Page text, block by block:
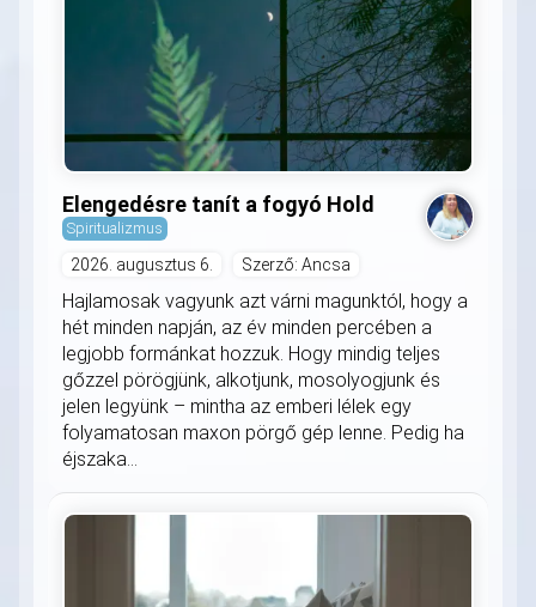
Elengedésre tanít a fogyó Hold
Spiritualizmus
2026. augusztus 6. Szerző: Ancsa
Hajlamosak vagyunk azt várni magunktól, hogy a
hét minden napján, az év minden percében a
legjobb formánkat hozzuk. Hogy mindig teljes
gőzzel pörögjünk, alkotjunk, mosolyogjunk és
jelen legyünk – mintha az emberi lélek egy
folyamatosan maxon pörgő gép lenne. Pedig ha
éjszaka...